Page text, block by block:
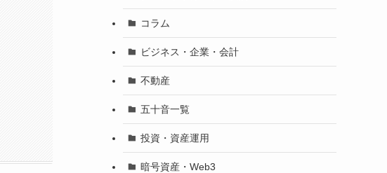
コラム
ビジネス・企業・会計
不動産
五十音一覧
投資・資産運用
暗号資産・Web3